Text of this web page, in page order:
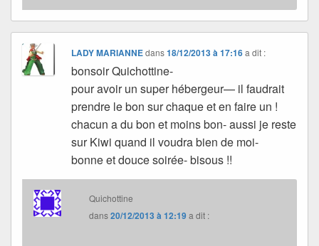
LADY MARIANNEdans18/12/2013 à 17:16 a dit :
bonsoir Quichottine-
pour avoir un super hébergeur— il faudrait
prendre le bon sur chaque et en faire un !
chacun a du bon et moins bon- aussi je reste
sur Kiwi quand il voudra bien de moi-
bonne et douce soirée- bisous !!
Quichottine
dans20/12/2013 à 12:19a dit :